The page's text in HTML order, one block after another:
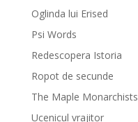
Oglinda lui Erised
Psi Words
Redescopera Istoria
Ropot de secunde
The Maple Monarchists
Ucenicul vrajitor